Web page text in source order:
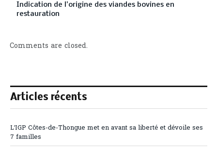
Indication de l’origine des viandes bovines en
restauration
Comments are closed.
Articles récents
L’IGP Côtes-de-Thongue met en avant sa liberté et dévoile ses
7 familles